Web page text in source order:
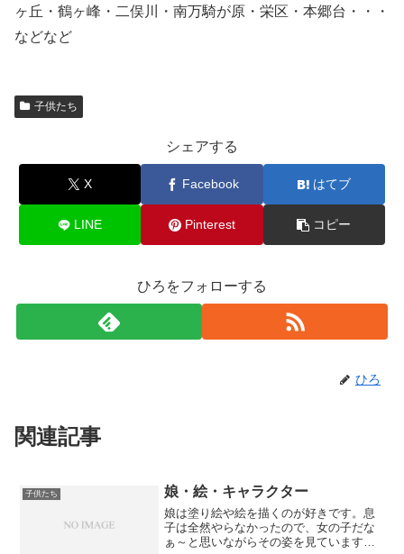
ヶ丘・鶴ヶ峰・二俣川・南万騎が原・栄区・本郷台・・・
などなど
子供たち
シェアする
X Facebook はてブ
LINE Pinterest コピー
ひろをフォローする
ひろ
関連記事
子供たち 娘・絵・キャラクター
娘は塗り絵や絵を描くのが好きです。息
子は全然やらなかったので、女の子だな
ぁ～と思いながらその姿を見ています。